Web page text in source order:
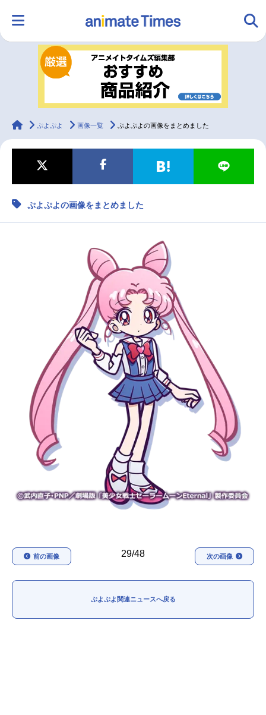
ランキング アニメ
ラジオ みんなの声
マンガ・ラノベ ゲーム・アプリ 音楽 コスプレ
2.5次元 配信・Vtuber
声優記事一覧
実写化映画一覧
今期アニメ曜日別一覧
夏アニメ
秋アニメ 冬アニメ
男性声優/女性声優一覧
FOLLOW US
animateTimes
ぷよぷよ 画像一覧 ぷよぷよの画像をまとめました
ぷよぷよの画像をまとめました
29/48
前の画像 次の画像
ぷよぷよ関連ニュースへ戻る